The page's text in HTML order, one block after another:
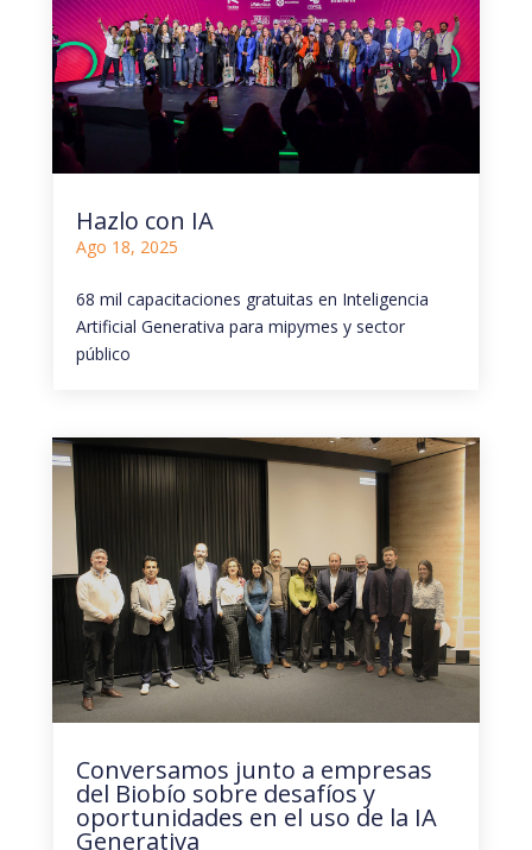
Hazlo con IA
Ago 18, 2025
68 mil capacitaciones gratuitas en Inteligencia
Artificial Generativa para mipymes y sector
público
Conversamos junto a empresas
del Biobío sobre desafíos y
oportunidades en el uso de la IA
Generativa